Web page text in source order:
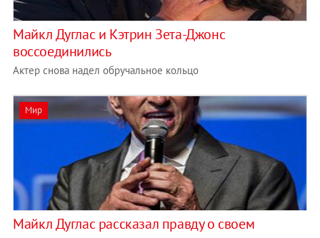
Майкл Дуглас и Кэтрин Зета-Джонс
воссоединились
Актер снова надел обручальное кольцо
Мир
Майкл Дуглас рассказал правду о своем